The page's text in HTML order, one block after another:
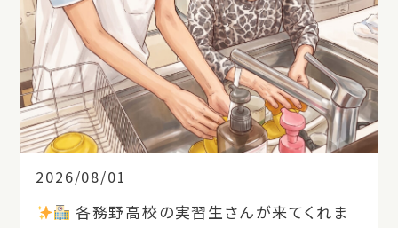
2026/08/01
各務野高校の実習生さんが来てくれま